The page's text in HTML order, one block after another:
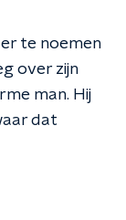
te noemen
over zijn
man. Hij
dat